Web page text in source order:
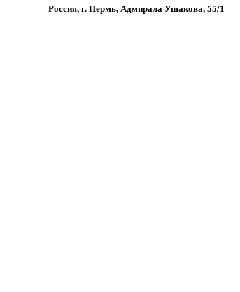
Россия, г. Пермь, Адмирала Ушакова, 55/1